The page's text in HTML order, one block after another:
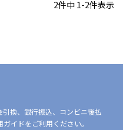
2件中 1-2件表示
換、銀行振込、コンビニ後払
イドをご利用ください。